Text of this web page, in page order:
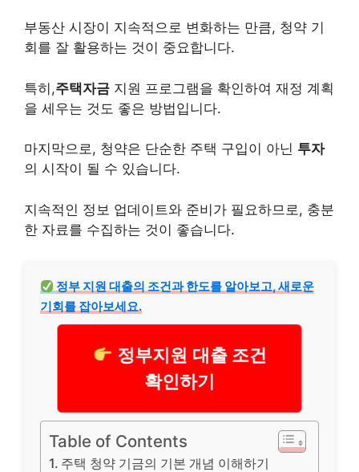
부동산 시장이 지속적으로 변화하는 만큼, 청약 기
회를 잘 활용하는 것이 중요합니다.
특히,주택자금 지원 프로그램을 확인하여 재정 계획
을 세우는 것도 좋은 방법입니다.
마지막으로, 청약은 단순한 주택 구입이 아닌 투자
의 시작이 될 수 있습니다.
지속적인 정보 업데이트와 준비가 필요하므로, 충분
한 자료를 수집하는 것이 좋습니다.
정부 지원대출의 조건과 한도를 알아보고, 새로운
기회를 잡아보세요.
정부지원 대출 조건
확인하기
Table of Contents
주택 청약 기금의 기본 개념 이해하기